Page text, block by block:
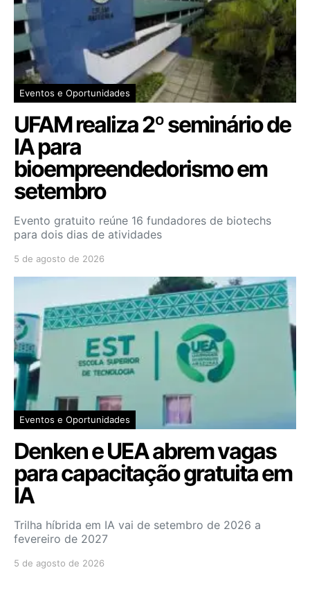
Eventos e Oportunidades
UFAM realiza 2º seminário de
IA para
bioempreendedorismo em
setembro
Evento gratuito reúne 16 fundadores de biotechs
para dois dias de atividades
5 de agosto de 2026
Eventos e Oportunidades
Denken e UEA abrem vagas
para capacitação gratuita em
IA
Trilha híbrida em IA vai de setembro de 2026 a
fevereiro de 2027
5 de agosto de 2026